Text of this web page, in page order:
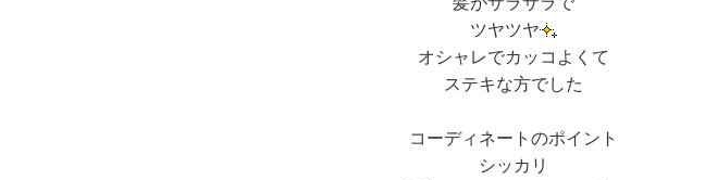
ツヤツヤ
オシャレでカッコよくて
ステキな方でした
コーディネートのポイント
シッカリ